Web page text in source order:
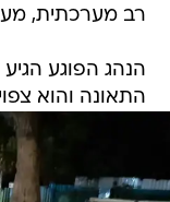
רב מערכתית,
הנהג הפוגע
התאונה והוא